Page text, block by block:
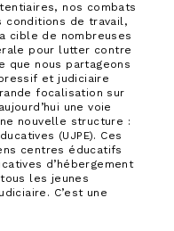
nos combats
conditions de travail,
cible de nombreuses
pour lutter contre
que nous partageons
et judiciaire
focalisation sur
une voie
nouvelle structure :
(UJPE). Ces
centres éducatifs
d’hébergement
les jeunes
C’est une